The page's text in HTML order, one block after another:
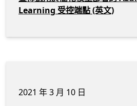
Learning 受控端點 (英文)
2021 年 3 月 10 日